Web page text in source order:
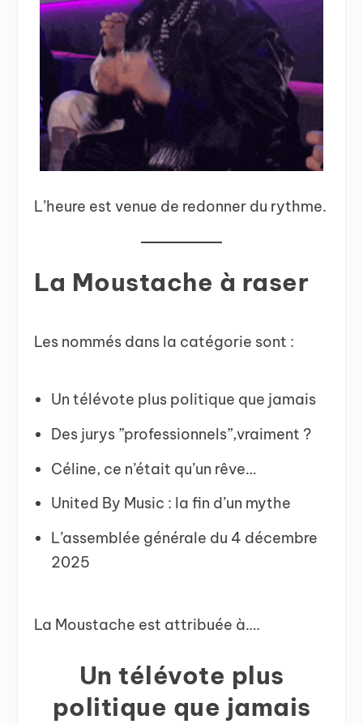
L’heure est venue de redonner du rythme.
La Moustache à raser
Les nommés dans la catégorie sont :
Un télévote plus politique que jamais
Des jurys ”professionnels”,vraiment ?
Céline, ce n’était qu’un rêve…
United By Music : la fin d’un mythe
L’assemblée générale du 4 décembre
2025
La Moustache est attribuée à….
Un télévote plus
politique que jamais